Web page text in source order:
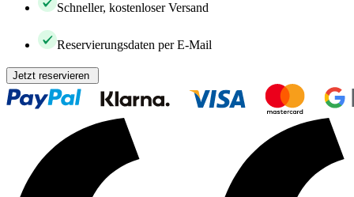
Schneller, kostenloser Versand
Reservierungsdaten per E-Mail
Jetzt reservieren